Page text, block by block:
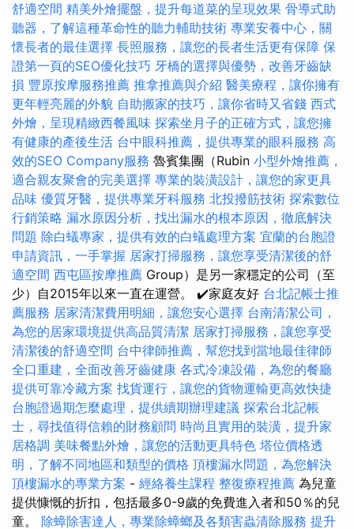
舒適空間 精美外燴擺盤，提升每道菜的呈現效果 骨導式助
聽器，了解這種革命性的聽力輔助技術 專業安養中心，關
懷長者的最佳選擇 長照服務，讓您的長者生活更有保障 保
證第一頁的SEO優化技巧 牙橋的選擇與優勢，改善牙齒缺
損 豐原按摩服務推薦 推拿推薦與介紹 醫美療程，讓你擁有
更年輕亮麗的外貌 自助搬家的技巧，讓你省時又省錢 西式
外燴，呈現精緻西餐風味 探索坐月子的正確方式，讓您擁
有健康的產後生活 台中眼科推薦，提供專業的眼科服務 高
效的SEO Company服務 魯賓集團（Rubin 小型外燴推薦，
適合親友聚會的完美選擇 專業的裝潢設計，讓您的家更具
品味 優質牙醫，提供專業牙科服務 北投撥筋技術 探索數位
行銷策略 漏水原因分析，找出漏水的根本原因，徹底解決
問題 除白蟻專家，提供有效的白蟻處理方案 宜蘭的台胞證
申請資訊，一手掌握 居家打掃服務，讓您享受清潔後的舒
適空間 西屯區按摩推薦 Group）是另一家穩定的公司（至
少）自2015年以來一直在運營。 ✔️家庭友好 台北記帳士推
薦服務 居家清潔費用明細，讓您安心選擇 台南清潔公司，
為您的居家環境提供高品質清潔 居家打掃服務，讓您享受
清潔後的舒適空間 台中律師推薦，幫您找到當地最佳律師
全口重建，全面改善牙齒健康 各式冷凍設備，為您的餐廳
提供可靠冷藏方案 找貨運行，讓您的貨物運輸更高效快捷
台胞證過期怎麼處理，提供續期辦理建議 探索台北記帳
士，尋找值得信賴的財務顧問 時尚且實用的裝潢，提升家
居格調 美味餐點外燴，讓您的活動更具特色 塔位價格透
明，了解不同地區和類型的價格 頂樓漏水問題，為您解決
頂樓漏水的專業方案 - 經絡養生課程 整復療程推薦 為兒童
提供慷慨的折扣，包括最多0-9歲的免費進入者和50％的兒
童。 除蟑除害達人，專業除蟑螂及各類害蟲清除服務 提升